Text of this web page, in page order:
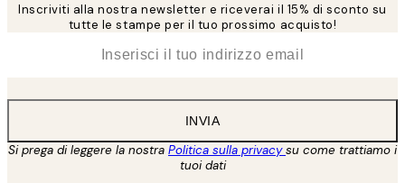
Inscriviti alla nostra newsletter e riceverai il 15% di sconto su
tutte le stampe per il tuo prossimo acquisto!
INVIA
Si prega di leggere la nostra Politica sulla privacysu come trattiamo i
tuoi dati